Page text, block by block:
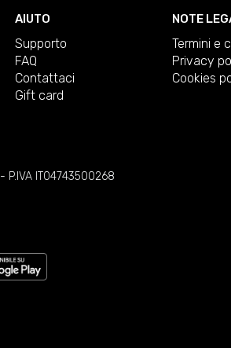
AIUTO
Supporto
FAQ
Contattaci
Gift card
NOTE
Termini e
Privacy
Cookies
- P.IVA IT04743500268